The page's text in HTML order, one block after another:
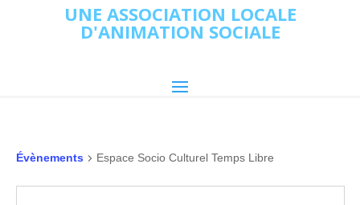
UNE ASSOCIATION LOCALE
D'ANIMATION SOCIALE
Évènements Espace Socio Culturel Temps Libre